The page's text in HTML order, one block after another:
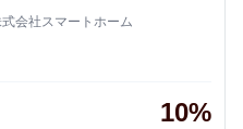
会社スマートホーム
10%